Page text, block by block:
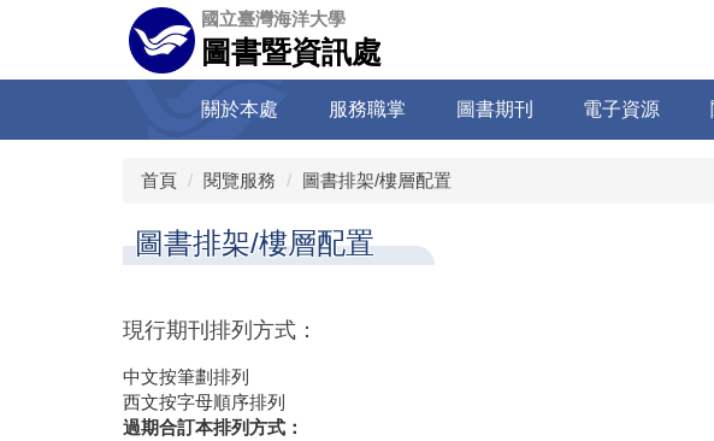
國立臺灣海洋大學
圖書暨資訊處
關於本處 服務職掌 圖書期刊 電子資源
首頁 閱覽服務 圖書排架/樓層配置
圖書排架/樓層配置
現行期刊排列方式：
中文按筆劃排列
西文按字母順序排列
過期合訂本排列方式：